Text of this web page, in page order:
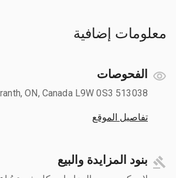
معلومات إضافية
الفحوصات
513038 2nd Line, Amaranth, ON, Canada L9W 0S3
تفاصيل الموقع
بنود المزايدة والبيع